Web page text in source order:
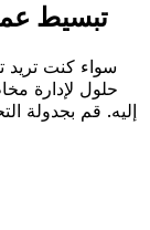
تبسيط
سواء كنت تريد
حلول لإدارة